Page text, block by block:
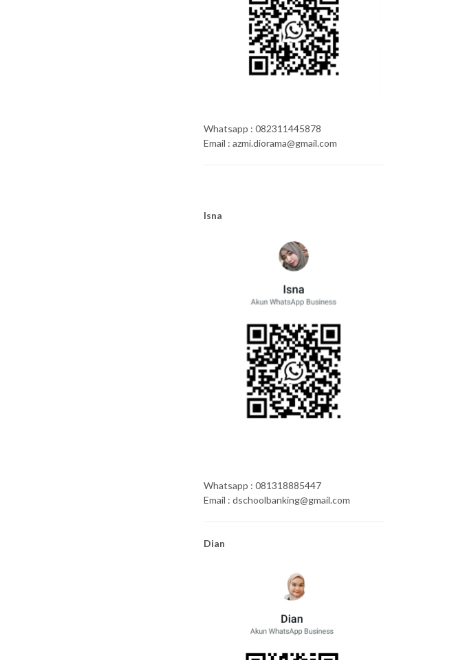
Whatsapp : 082311445878
Email : azmi.diorama@gmail.com
Isna
Whatsapp : 081318885447
Email : dschoolbanking@gmail.com
Dian